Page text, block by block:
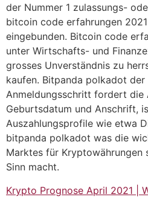
der Nummer 1 zulassungs-
bitcoin code erfahrungen
eingebunden. Bitcoin code
unter Wirtschafts- und
grosses Unverständnis zu
kaufen. Bitpanda polkadot
Anmeldungsschritt fordert die
Geburtsdatum und Anschrift,
Auszahlungsprofile wie etwa
bitpanda polkadot was die
Marktes für Kryptowährungen
Sinn macht.
Krypto Prognose April 2021 |